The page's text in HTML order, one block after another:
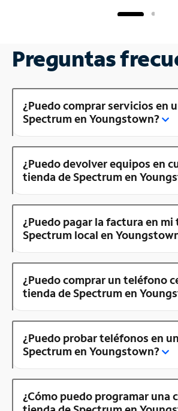
Preguntas
¿Puedo comprar servicios en
Spectrum en Youngstown?
¿Puedo devolver equipos en
tienda de Spectrum en
¿Puedo pagar la factura en mi
Spectrum local en
¿Puedo comprar un teléfono
tienda de Spectrum en
¿Puedo probar teléfonos en
Spectrum en Youngstown?
¿Cómo puedo programar una